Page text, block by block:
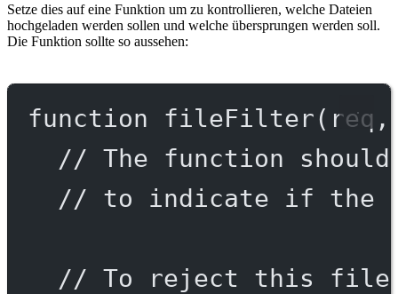
Setze dies auf eine Funktion um zu kontrollieren, welche Dateien
hochgeladen werden sollen und welche übersprungen werden soll.
Die Funktion sollte so aussehen:
function fileFilter( req
// The function
// to indicate if the
// To reject this file